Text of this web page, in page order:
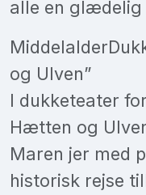
alle en glædelig
og Ulven”
I dukketeater
Hætten og
Maren jer med
historisk rejse